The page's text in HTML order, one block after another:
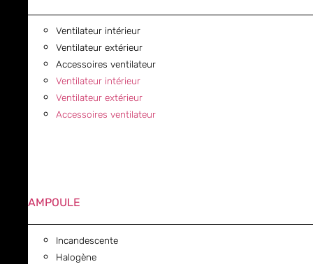
Ventilateur intérieur
Ventilateur extérieur
Accessoires ventilateur
Ventilateur intérieur
Ventilateur extérieur
Accessoires ventilateur
AMPOULE
Incandescente
Halogène